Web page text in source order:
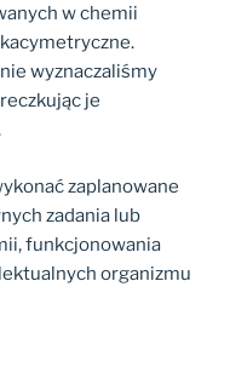
w chemii
wyznaczaliśmy
je
zaplanowane
zadania lub
funkcjonowania
organizmu